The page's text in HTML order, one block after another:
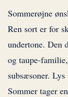
Sommerøjne
Ren sort er for
undertone. Den
og taupe-
subsæsoner.
Sommer tager